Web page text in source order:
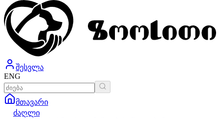
შესვლა
ENG
მთავარი
ძაღლი